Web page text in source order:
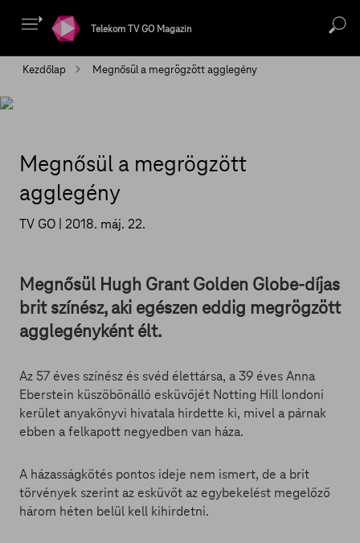
Telekom TV GO Magazin
Kezdőlap Megnősül a megrögzött agglegény
Megnősül a megrögzött
agglegény
TV GO | 2018. máj. 22.
Megnősül Hugh Grant Golden Globe-díjas
brit színész, aki egészen eddig megrögzött
agglegényként élt.
Az 57 éves színész és svéd élettársa, a 39 éves Anna
Eberstein küszöbönálló esküvőjét Notting Hill londoni
kerület anyakönyvi hivatala hirdette ki, mivel a párnak
ebben a felkapott negyedben van háza.
A házasságkötés pontos ideje nem ismert, de a brit
törvények szerint az esküvőt az egybekelést megelőző
három héten belül kell kihirdetni.